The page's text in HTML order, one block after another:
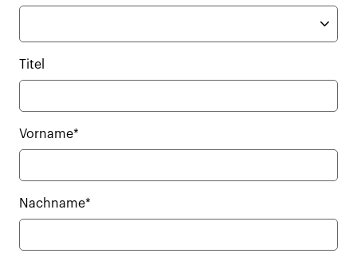
Titel
Vorname*
Nachname*